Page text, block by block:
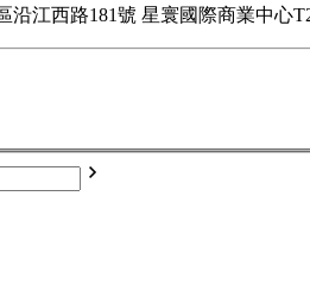
沿江西路181號 星寰國際商業中心